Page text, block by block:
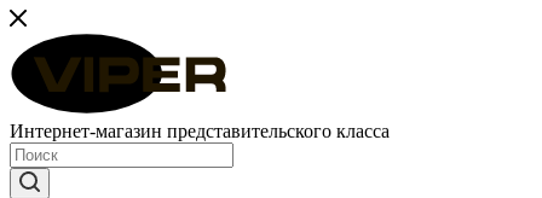
Интернет-магазин представительского класса